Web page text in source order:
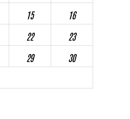
15
16
22
23
29
30